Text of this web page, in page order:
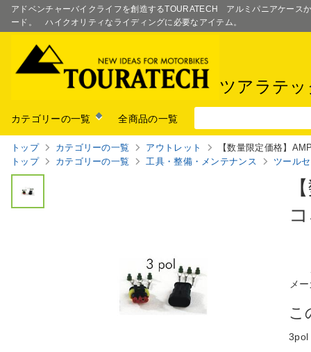
アドベンチャーバイクライフを創造するTOURATECH アルミパニアケース
ード。 ハイクオリティなライディングに必要なアイテム。
ツアラテ
カテゴリーの一覧 全商品の一覧
トップ カテゴリーの一覧 アウトレット
【数量限定価格】
トップ
カテゴリーの一覧 工具・整備・メンテナンス ツール
メ
こ
3pol